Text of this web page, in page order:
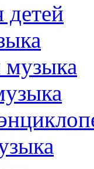
детей
музыка